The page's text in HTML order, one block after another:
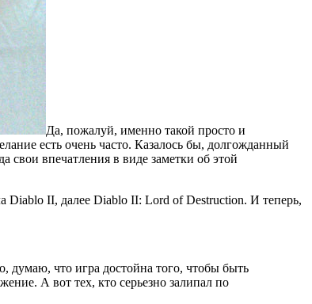
Да, пожалуй, именно такой просто и
есть очень часто. Казалось бы, долгожданный
свои впечатления в виде заметки об этой
Diablo II, далее Diablo II: Lord of Destruction. И теперь,
думаю, что игра достойна того, чтобы быть
А вот тех, кто серьезно залипал по